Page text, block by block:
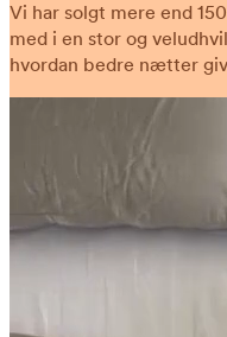
Vi har solgt mere end
med i en stor og
hvordan bedre nætter